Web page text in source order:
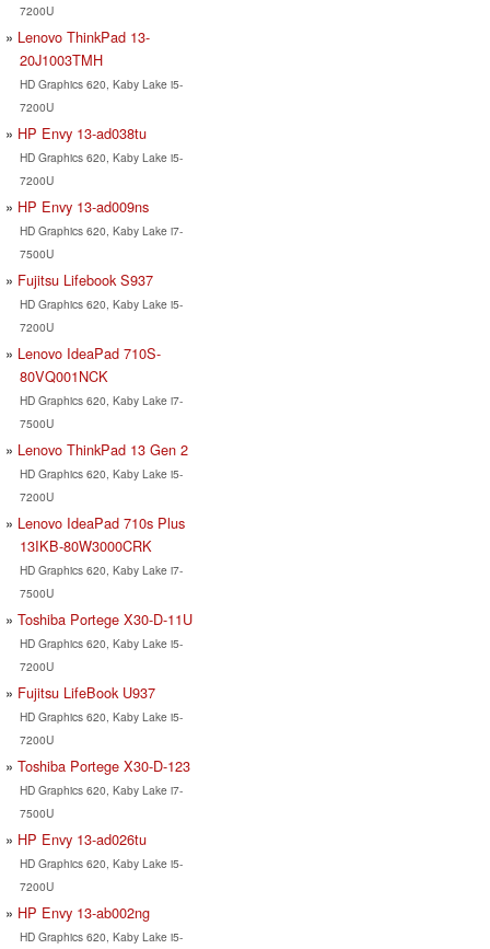
7200U
Lenovo ThinkPad 13-
20J1003TMH
HD Graphics 620, Kaby Lake i5-
7200U
HP Envy 13-ad038tu
HD Graphics 620, Kaby Lake i5-
7200U
HP Envy 13-ad009ns
HD Graphics 620, Kaby Lake i7-
7500U
Fujitsu Lifebook S937
HD Graphics 620, Kaby Lake i5-
7200U
Lenovo IdeaPad 710S-
80VQ001NCK
HD Graphics 620, Kaby Lake i7-
7500U
Lenovo ThinkPad 13 Gen 2
HD Graphics 620, Kaby Lake i5-
7200U
Lenovo IdeaPad 710s Plus
13IKB-80W3000CRK
HD Graphics 620, Kaby Lake i7-
7500U
Toshiba Portege X30-D-11U
HD Graphics 620, Kaby Lake i5-
7200U
Fujitsu LifeBook U937
HD Graphics 620, Kaby Lake i5-
7200U
Toshiba Portege X30-D-123
HD Graphics 620, Kaby Lake i7-
7500U
HP Envy 13-ad026tu
HD Graphics 620, Kaby Lake i5-
7200U
HP Envy 13-ab002ng
HD Graphics 620, Kaby Lake i5-